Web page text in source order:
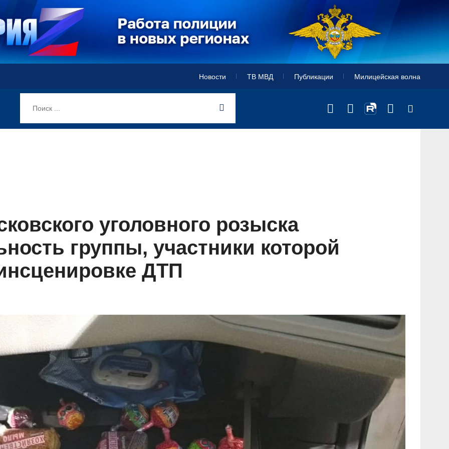
Новости ТВ МВД Публикации Милицейская волна
уголовного розыска
группы, участники которой
ДТП